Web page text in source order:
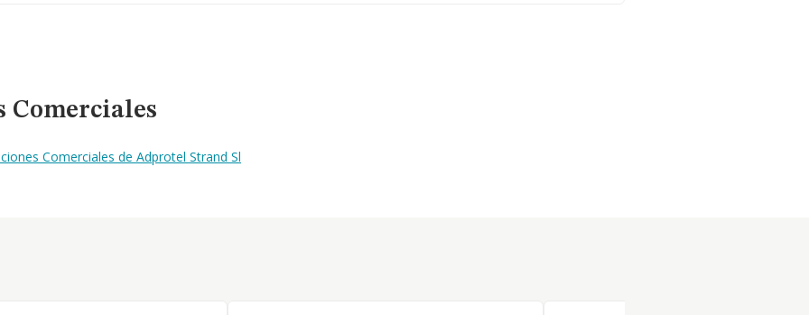
Comerciales
Comerciales de Adprotel Strand Sl